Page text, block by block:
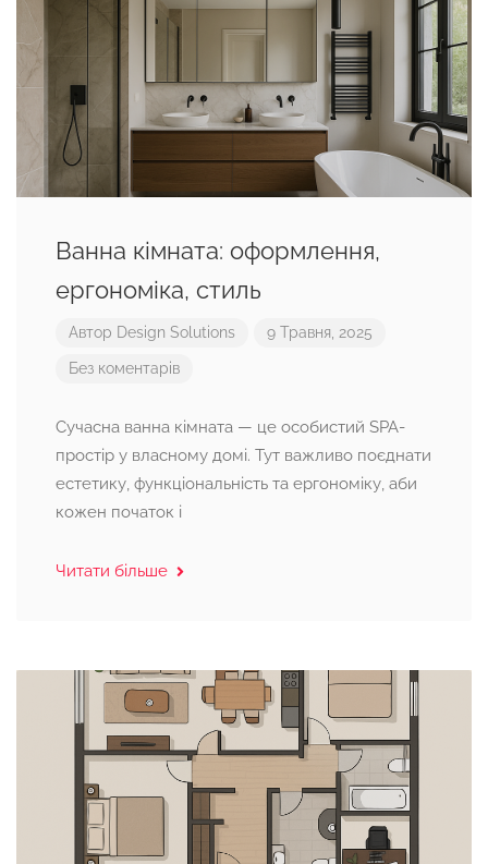
Ванна кімната: оформлення,
ергономіка, стиль
Автор Design Solutions 9 Травня, 2025
Без коментарів
Сучасна ванна кімната — це особистий SPA-
простір у власному домі. Тут важливо поєднати
естетику, функціональність та ергономіку, аби
кожен початок і
Читати більше